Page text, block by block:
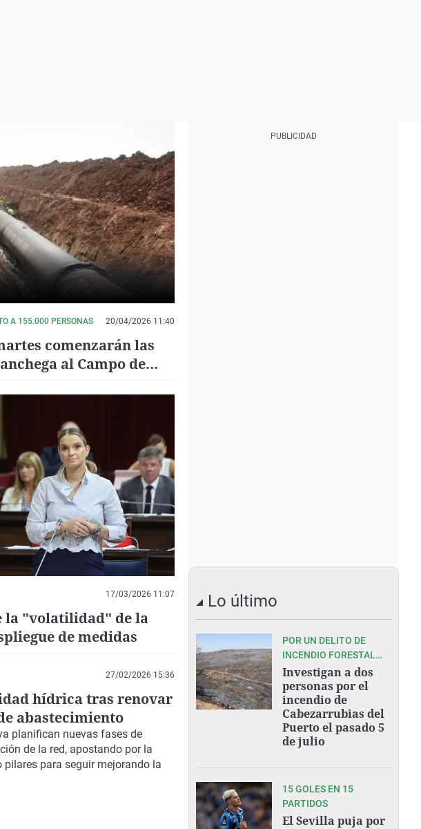
A 155.000 PERSONAS 20/04/2026 11:40
comenzarán las
al Campo de
17/03/2026 11:07
la "volatilidad" de la
de medidas
27/02/2026 15:36
hídrica tras renovar
abastecimiento
planifican nuevas fases de
de la red, apostando por la
para seguir mejorando la
Lo último
POR UN DELITO DE
INCENDIO FORESTAL
POR IMPRUDENCIA
GRAVE
Investigan a dos
personas por el
incendio de
Cabezarrubias del
Puerto el pasado 5
de julio
15 GOLES EN 15
PARTIDOS
El Sevilla puja por